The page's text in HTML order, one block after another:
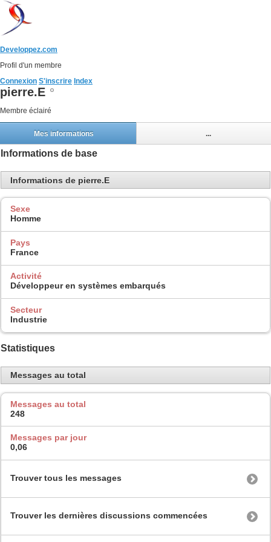
Developpez.com
Profil d'un membre
Connexion S'inscrire Index
pierre.E
Membre éclairé
Mes informations ...
Informations de base
Informations de pierre.E
Sexe
Homme
Pays
France
Activité
Développeur en systèmes embarqués
Secteur
Industrie
Statistiques
Messages au total
Messages au total
248
Messages par jour
0,06
Trouver tous les messages
Trouver les dernières discussions commencées